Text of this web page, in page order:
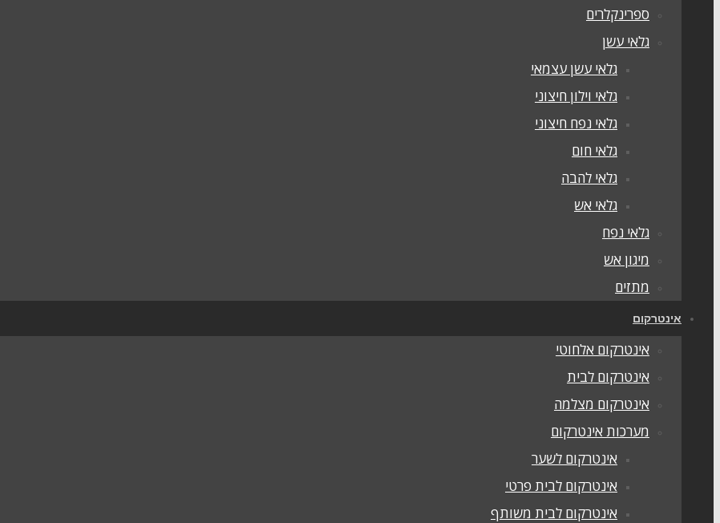
ספרינקלרים
גלאי עשן
גלאי עשן עצמאי
גלאי וילון חיצוני
גלאי נפח חיצוני
גלאי חום
גלאי להבה
גלאי אש
גלאי נפח
מיגון אש
מתזים
אינטרקום
אינטרקום אלחוטי
אינטרקום לבית
אינטרקום מצלמה
מערכות אינטרקום
אינטרקום לשער
אינטרקום לבית פרטי
אינטרקום לבית משותף